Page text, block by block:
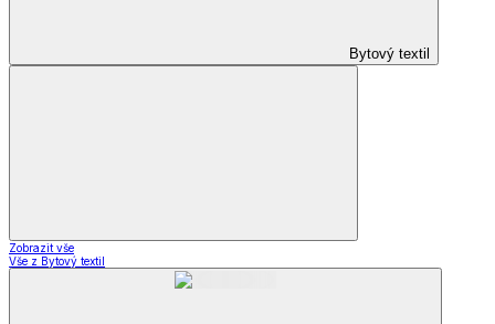
Bytový textil
Zobrazit vše
Vše z Bytový textil